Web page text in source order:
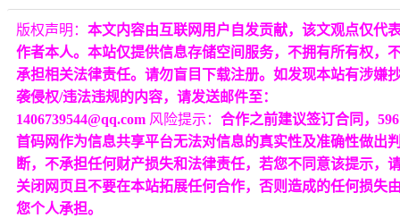
版权声明： 本文内容由互联网用户自发贡献，该文观点仅代
作者本人。本站仅提供信息存储空间服务，不拥有所有权，
承担相关法律责任。请勿盲目下载注册。如发现本站有涉嫌
袭侵权/违法违规的内容，请发送邮件至：
1406739544@qq.com 风险提示： 合作之前建议签订合同，596
首码网作为信息共享平台无法对信息的真实性及准确性做出
断，不承担任何财产损失和法律责任，若您不同意该提示，
关闭网页且不要在本站拓展任何合作，否则造成的任何损失
您个人承担。